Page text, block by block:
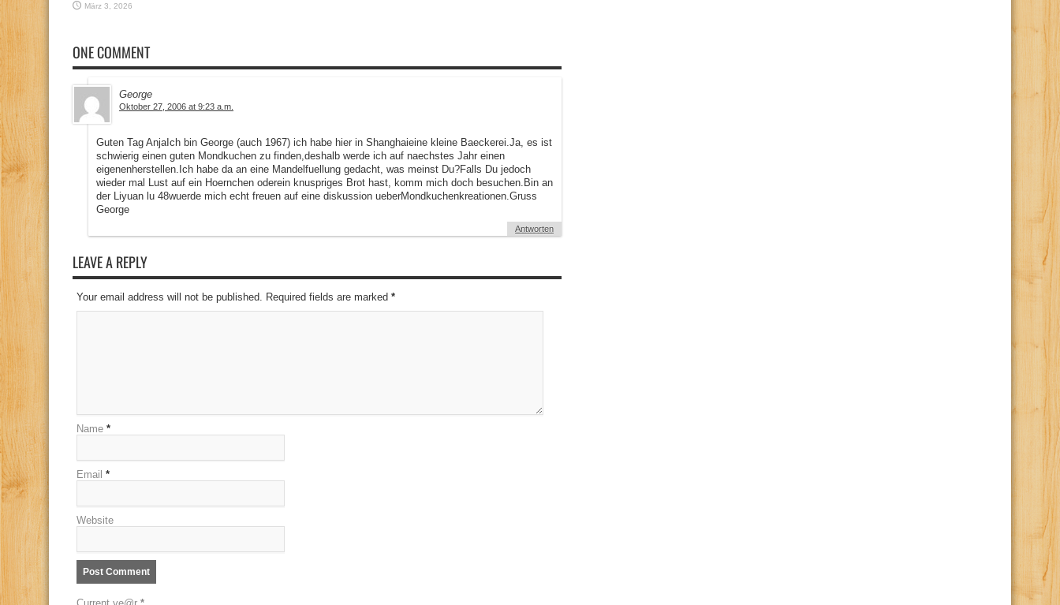
März 3, 2026
ONE COMMENT
George
Oktober 27, 2006 at 9:23 a.m.
Guten Tag AnjaIch bin George (auch 1967) ich habe hier in Shanghaieine kleine Baeckerei.Ja, es ist
schwierig einen guten Mondkuchen zu finden,deshalb werde ich auf naechstes Jahr einen
eigenenherstellen.Ich habe da an eine Mandelfuellung gedacht, was meinst Du?Falls Du jedoch
wieder mal Lust auf ein Hoernchen oderein knuspriges Brot hast, komm mich doch besuchen.Bin an
der Liyuan lu 48wuerde mich echt freuen auf eine diskussion ueberMondkuchenkreationen.Gruss
George
Antworten
LEAVE A REPLY
Your email address will not be published. Required fields are marked *
Name *
Email *
Website